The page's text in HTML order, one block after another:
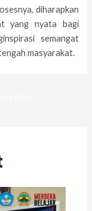
diharapkan
yang nyata bagi
semangat
masyarakat.